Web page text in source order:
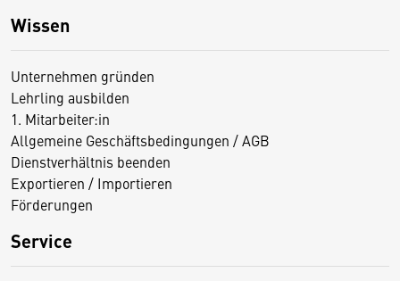
Wissen
Unternehmen gründen
Lehrling ausbilden
1. Mitarbeiter:in
Allgemeine Geschäftsbedingungen / AGB
Dienstverhältnis beenden
Exportieren / Importieren
Förderungen
Service